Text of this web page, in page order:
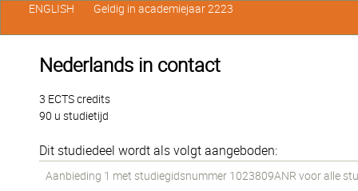
Nederlands in contact
3 ECTS credits
90 u studietijd
Dit studiedeel wordt als volgt aangeboden:
Aanbieding 1 met studiegidsnummer 1023809ANR voor alle
ENGLISH Geldig in academiejaar 2223